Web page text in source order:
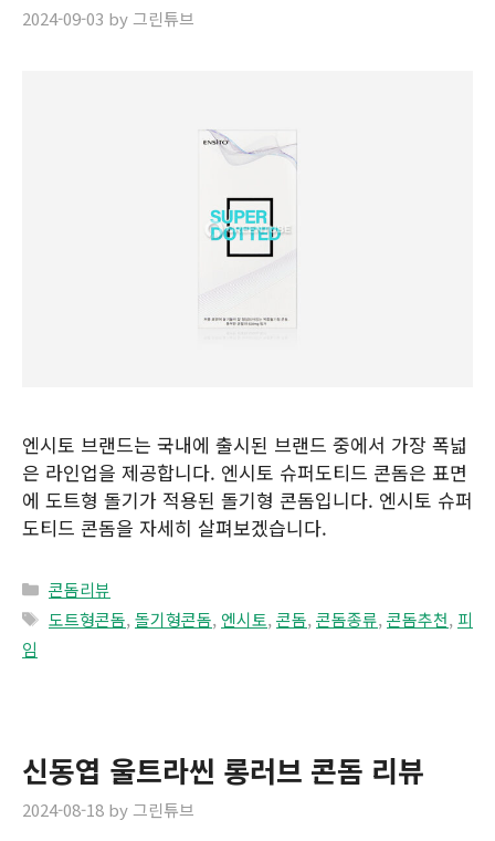
2024-09-03 by그린튜브
엔시토 브랜드는 국내에 출시된 브랜드 중에서 가장 폭넓
은 라인업을 제공합니다. 엔시토 슈퍼도티드 콘돔은 표면
에 도트형 돌기가 적용된 돌기형 콘돔입니다. 엔시토 슈퍼
도티드 콘돔을 자세히 살펴보겠습니다.
Categories
콘돔리뷰
Tags
도트형콘돔, 돌기형콘돔, 엔시토, 콘돔, 콘돔종류, 콘돔추천, 피
임
신동엽 울트라씬 롱러브 콘돔 리뷰
2024-08-18 by그린튜브